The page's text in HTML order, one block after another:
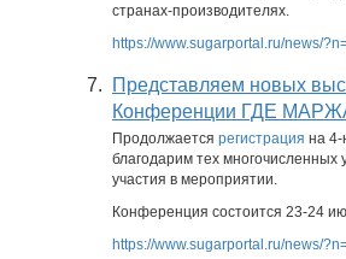
странах-производителях.
https://www.sugarportal.ru/news/
7.
Представляем новых
Конференции ГДЕ
Продолжается регистрация на
благодарим тех многочисленных
участия в мероприятии.
Конференция состоится 23-24
https://www.sugarportal.ru/news/